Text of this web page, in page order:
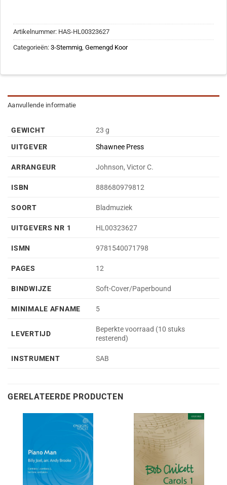
Artikelnummer: HAS-HL00323627
Categorieën: 3-Stemmig, Gemengd Koor
Aanvullende informatie
GEWICHT
23 g
UITGEVER
Shawnee Press
ARRANGEUR Johnson, Victor C.
ISBN 888680979812
SOORT Bladmuziek
UITGEVERS NR 1 HL00323627
ISMN 9781540071798
PAGES 12
BINDWIJZE Soft-Cover/Paperbound
MINIMALE AFNAME 5
LEVERTIJD
Beperkte voorraad (10 stuks
resterend)
INSTRUMENT SAB
GERELATEERDE PRODUCTEN